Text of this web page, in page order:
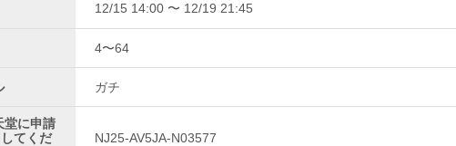
12/15 14:00 〜 12/19 21:45
4〜64
ガチ
に申請
てくだ
NJ25-AV5JA-N03577